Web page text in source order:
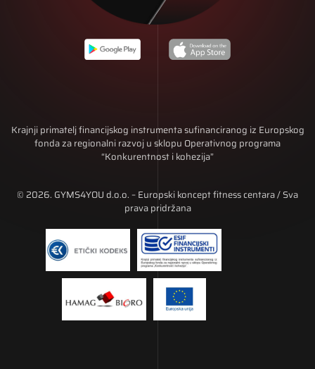
Krajnji primatelj financijskog instrumenta sufinanciranog iz Europskog
fonda za regionalni razvoj u sklopu Operativnog programa
“Konkurentnost i kohezija”
© 2026. GYMS4YOU d.o.o. – Europski koncept fitness centara / Sva
prava pridržana